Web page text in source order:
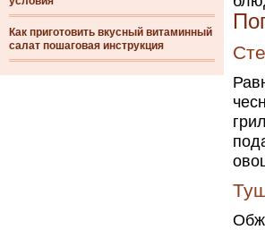
Как приготовить вкусный витаминный
салат пошаговая инструкция